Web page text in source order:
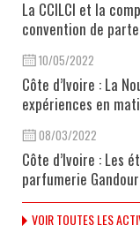
La CCILCI et la
convention de
10/05/2022
Côte d’Ivoire : La
expériences en
08/03/2022
Côte d’Ivoire : Les
parfumerie Gandour
VOIR TOUTES LES